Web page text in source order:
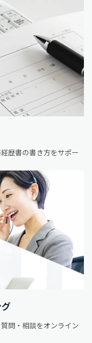
歴書の書き方をサポー
問・相談をオンライン